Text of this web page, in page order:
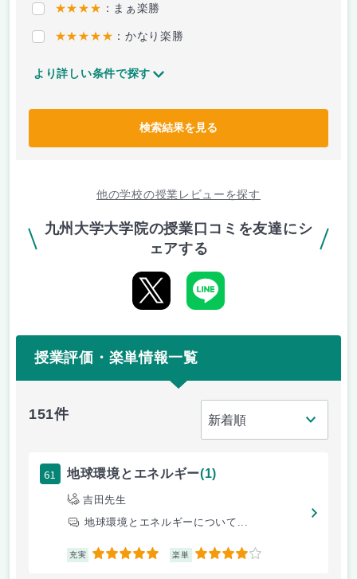
★★★★ ：まぁ楽勝
★★★★★ ：かなり楽勝
より詳しい条件で探す
検索結果を見る
他の学校の授業レビューを探す
九州大学大学院の授業口コミを友達にシ
ェアする
授業評価・楽単情報一覧
151件
61 地球環境とエネルギー(1)
吉田先生
地球環境とエネルギーについて...
充実 5 楽単 4